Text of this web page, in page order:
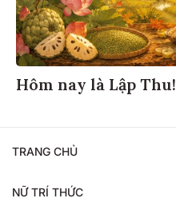
Hôm nay là Lập Thu!
TRANG CHỦ
NỮ TRÍ THỨC